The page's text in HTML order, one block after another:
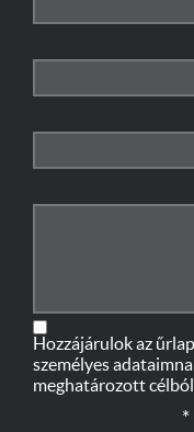
Hozzájárulok az
személyes
meghatározott
*